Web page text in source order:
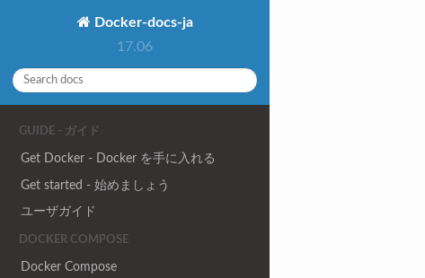
Docker-docs-ja
17.06
GUIDE - ガイド
Get Docker - Docker を手に入れる
Get started - 始めましょう
ユーザガイド
DOCKER COMPOSE
Docker Compose